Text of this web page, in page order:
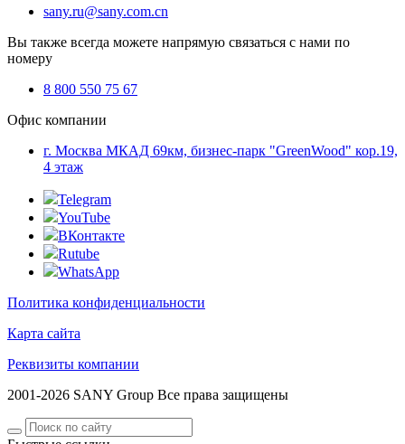
sany.ru@sany.com.cn
Вы также всегда можете напрямую связаться с нами по
номеру
8 800 550 75 67
Офис компании
г. Москва МКАД 69км, бизнес-парк "GreenWood" кор.19,
4 этаж
Telegram
YouTube
ВКонтакте
Rutube
WhatsApp
Политика конфиденциальности
Карта сайта
Реквизиты компании
2001-2026 SANY Group Все права защищены